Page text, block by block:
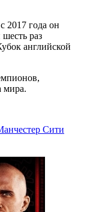
2017 года он
раз
английской
мира.
Сити